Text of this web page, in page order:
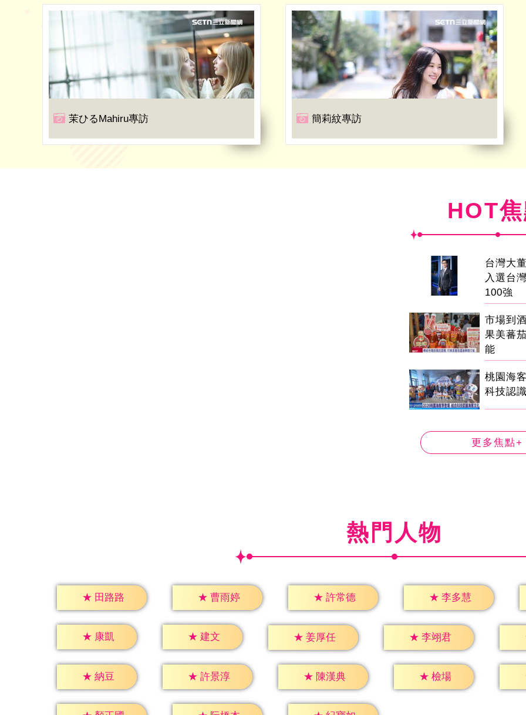
茉ひるMahiru專訪 簡莉紋專訪
HOT
台灣大
入選台
100強
市場到
果美蕃
能
桃園海
科技認
更多焦點+
熱門人物
★ 田路路 ★ 曹雨婷 ★ 許常德 ★ 李多慧
★ 康凱 ★ 建文 ★ 姜厚任 ★ 李翊君
★ 納豆 ★ 許景淳 ★ 陳漢典 ★ 檢場